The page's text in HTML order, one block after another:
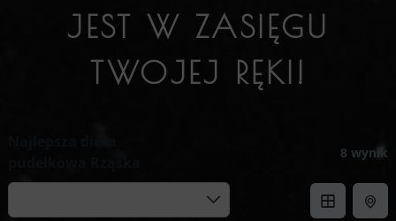
JEST W ZASIĘGU
TWOJEJ RĘKI!
8 wynik